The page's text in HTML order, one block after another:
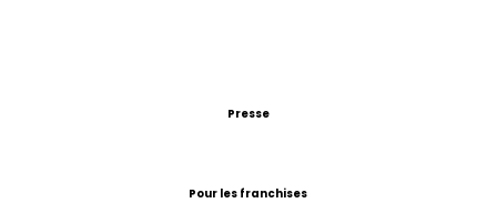
Presse
Pour les franchises